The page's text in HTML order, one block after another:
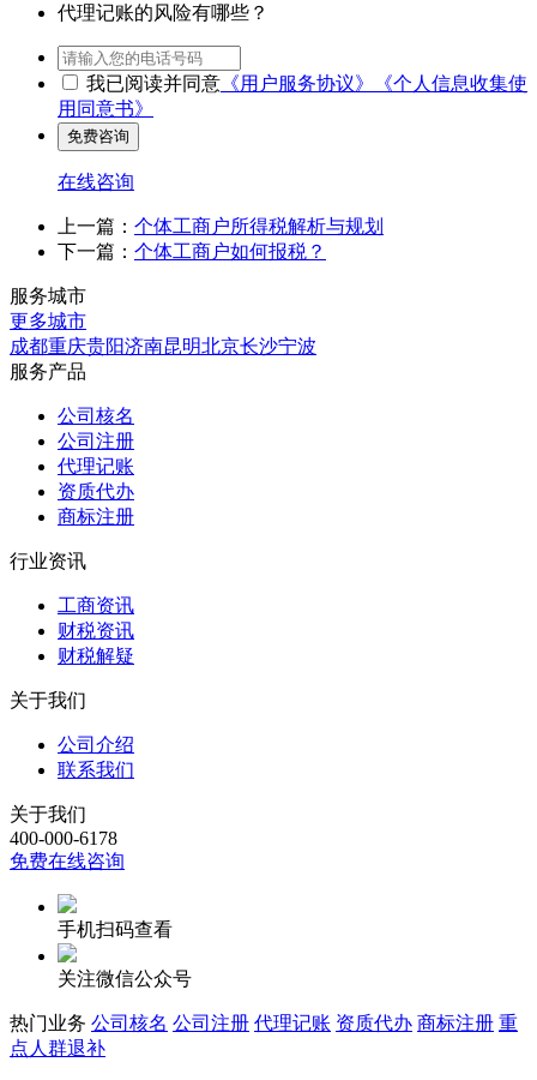
代理记账的风险有哪些？
我已阅读并同意 《用户服务协议》
《个人信息收集使
用同意书》
在线咨询
上一篇： 个体工商户所得税解析与规划
下一篇： 个体工商户如何报税？
服务城市
更多城市
成都重庆贵阳济南昆明北京长沙宁波
服务产品
公司核名
公司注册
代理记账
资质代办
商标注册
行业资讯
工商资讯
财税资讯
财税解疑
关于我们
公司介绍
联系我们
关于我们
400-000-6178
免费在线咨询
手机扫码查看
关注微信公众号
热门业务 公司核名 公司注册 代理记账 资质代办 商标注册 重
点人群退补